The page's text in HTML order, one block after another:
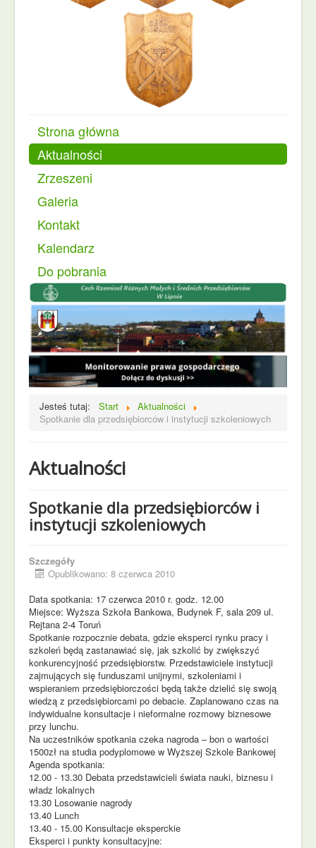
Strona główna
Aktualności
Zrzeszeni
Galeria
Kontakt
Kalendarz
Do pobrania
Jesteś tutaj: Start
Aktualności
Spotkanie dla przedsiębiorców i instytucji szkoleniowych
Aktualności
Spotkanie dla przedsiębiorców i
instytucji szkoleniowych
Szczegóły
Opublikowano: 8 czerwca 2010
Data spotkania: 17 czerwca 2010 r. godz. 12.00
Miejsce: Wyższa Szkoła Bankowa, Budynek F, sala 209 ul.
Rejtana 2-4 Toruń
Spotkanie rozpocznie debata, gdzie eksperci rynku pracy i
szkoleń będą zastanawiać się, jak szkolić by zwiększyć
konkurencyjność przedsiębiorstw. Przedstawiciele instytucji
zajmujących się funduszami unijnymi, szkoleniami i
wspieraniem przedsiębiorczości będą także dzielić się swoją
wiedzą z przedsiębiorcami po debacie. Zaplanowano czas na
indywidualne konsultacje i nieformalne rozmowy biznesowe
przy lunchu.
Na uczestników spotkania czeka nagroda – bon o wartości
1500zł na studia podyplomowe w Wyższej Szkole Bankowej
Agenda spotkania:
12.00 - 13.30 Debata przedstawicieli świata nauki, biznesu i
władz lokalnych
13.30 Losowanie nagrody
13.40 Lunch
13.40 - 15.00 Konsultacje eksperckie
Eksperci i punkty konsultacyjne: